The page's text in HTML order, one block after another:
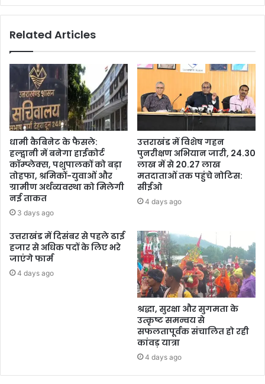
Related Articles
धामी कैबिनेट के फैसले:
हल्द्वानी में बनेगा हाईकोर्ट
कॉम्प्लेक्स, पशुपालकों को बड़ा
तोहफा, श्रमिकों-युवाओं और
ग्रामीण अर्थव्यवस्था को मिलेगी
नई ताकत
3 days ago
उत्तराखंड में विशेष गहन
पुनरीक्षण अभियान जारी, 24.30
लाख में से 20.27 लाख
मतदाताओं तक पहुंचे नोटिस:
सीईओ
4 days ago
उत्तराखंड में दिसंबर से पहले ढाई
हजार से अधिक पदों के लिए भरे
जाएंगे फार्म
4 days ago
श्रद्धा, सुरक्षा और सुगमता के
उत्कृष्ट समन्वय से
सफलतापूर्वक संचालित हो रही
कांवड़ यात्रा
4 days ago